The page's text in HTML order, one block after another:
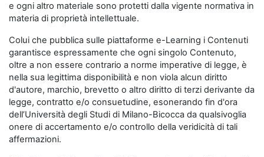
e ogni altro materiale sono protetti dalla vigente normativa in
materia di proprietà intellettuale.
Colui che pubblica sulle piattaforme e-Learning i Contenuti
garantisce espressamente che ogni singolo Contenuto,
oltre a non essere contrario a norme imperative di legge, è
nella sua legittima disponibilità e non viola alcun diritto
d'autore, marchio, brevetto o altro diritto di terzi derivante da
legge, contratto e/o consuetudine, esonerando fin d'ora
dell’Università degli Studi di Milano-Bicocca da qualsivoglia
onere di accertamento e/o controllo della veridicità di tali
affermazioni.